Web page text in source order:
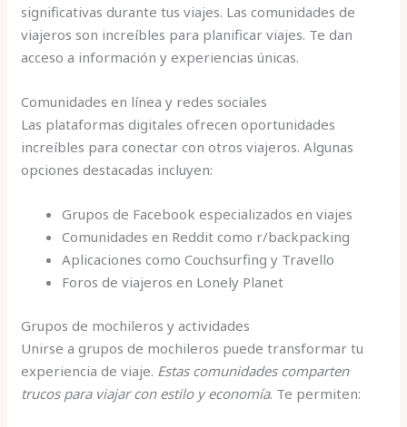
significativas durante tus viajes. Las comunidades de
viajeros son increíbles para planificar viajes. Te dan
acceso a información y experiencias únicas.
Comunidades en línea y redes sociales
Las plataformas digitales ofrecen oportunidades
increíbles para conectar con otros viajeros. Algunas
opciones destacadas incluyen:
Grupos de Facebook especializados en viajes
Comunidades en Reddit como r/backpacking
Aplicaciones como Couchsurfing y Travello
Foros de viajeros en Lonely Planet
Grupos de mochileros y actividades
Unirse a grupos de mochileros puede transformar tu
experiencia de viaje. Estas comunidades comparten
trucos para viajar con estilo y economía. Te permiten: